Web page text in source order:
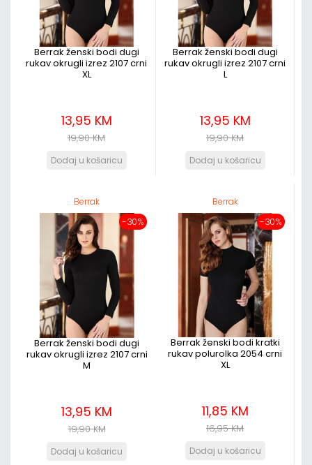
Berrak ženski bodi dugi
rukav okrugli izrez 2107 crni
XL
13,95 KM
19,90 KM
Berrak ženski bodi dugi
rukav okrugli izrez 2107 crni
L
13,95 KM
19,90 KM
Berrak
-30%
Berrak ženski bodi dugi
rukav okrugli izrez 2107 crni
M
13,95 KM
19,90 KM
Berrak
-30%
Berrak ženski bodi kratki
rukav polurolka 2054 crni
XL
11,85 KM
16,95 KM